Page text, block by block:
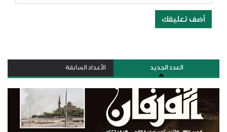
أضف تعليقك
العدد الجديد الأعداد السابقة